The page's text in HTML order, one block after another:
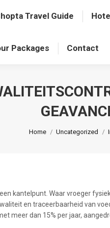
Travel Guide
Packages Contact
Home Uncategorized
kantelpunt. Waar vroeger
en traceerbaarheid van
meer dan 15% per jaar,